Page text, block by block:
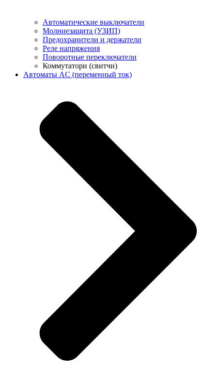
Автоматические выключатели
Молниезащита (УЗИП)
Предохранители и держатели
Реле напряжения
Поворотные переключатели
Коммутатори (свитчи)
Автоматы AC (переменный ток)